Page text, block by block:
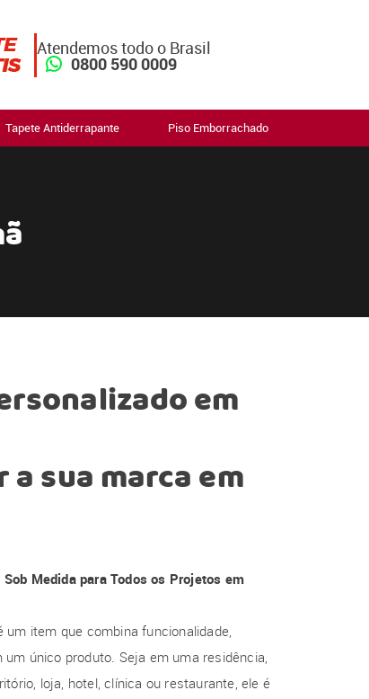
Atendemos todo o Brasil
0800 590 0009
Tapete Antiderrapante Piso Emborrachado
em
sua marca em
Medida para Todos os Projetos em
um item que combina funcionalidade,
único produto. Seja em uma residência,
loja, hotel, clínica ou restaurante, ele é